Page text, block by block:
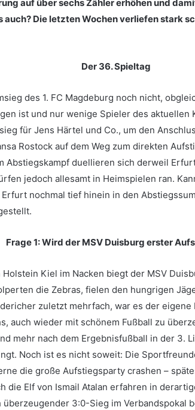
auf über sechs Zähler erhöhen und
auch? Die letzten Wochen verliefen stark
Der 36. Spieltag
des 1. FC Magdeburg noch nicht,
ist und nur wenige Spieler des aktuellen
für Jens Härtel und Co., um den
Rostock auf dem Weg zum direkten
Abstiegskampf duellieren sich derweil
jedoch allesamt in Heimspielen ran.
nochmal tief hinein in den
Frage 1: Wird der MSV Duisburg erster
Kiel im Nacken biegt der MSV
die Zebras, fielen den hungrigen
zuletzt mehrfach, war es der eigene
auch wieder mit schönem Fußball zu
mehr nach dem Ergebnisfußball in der 3.
Noch ist es nicht soweit: Die
die große Aufstiegsparty crashen –
die Elf von Ismail Atalan erfahren in
3:0-Sieg im Verbandspokal